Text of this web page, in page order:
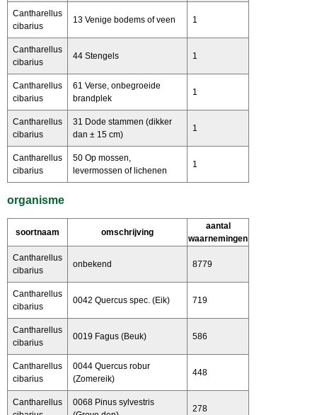
Cantharellus
cibarius
13 Venige bodems of veen 1
Cantharellus
cibarius
44 Stengels 1
Cantharellus
cibarius
61 Verse, onbegroeide
brandplek
1
Cantharellus
cibarius
31 Dode stammen (dikker
dan ± 15 cm)
1
Cantharellus
cibarius
50 Op mossen,
levermossen of lichenen
1
organisme
soortnaam omschrijving
aantal
waarnemingen
Cantharellus
cibarius
onbekend 8779
Cantharellus
cibarius
0042 Quercus spec. (Eik) 719
Cantharellus
cibarius
0019 Fagus (Beuk) 586
Cantharellus
cibarius
0044 Quercus robur
(Zomereik)
448
Cantharellus
0068 Pinus sylvestris
278